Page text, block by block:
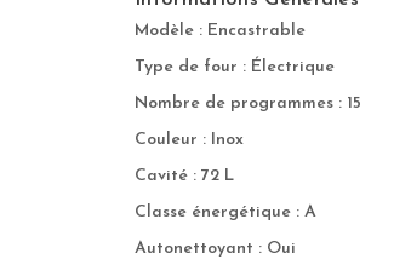
Modèle : Encastrable
Type de four : Électrique
Nombre de programmes : 15
Couleur : Inox
Cavité : 72 L
Classe énergétique : A
Autonettoyant : Oui